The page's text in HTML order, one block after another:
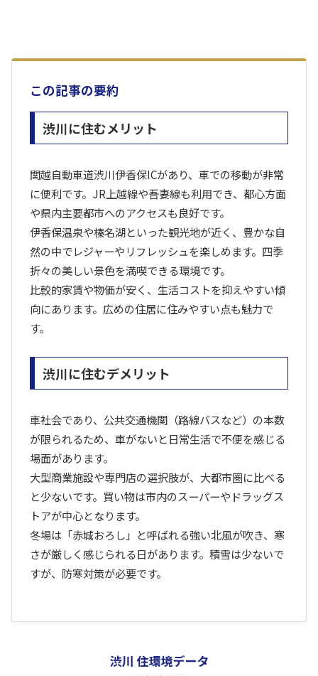
この記事の要約
渋川に住むメリット
関越自動車道渋川伊香保ICがあり、車での移動が非常
に便利です。JR上越線や吾妻線も利用でき、都心方面
や県内主要都市へのアクセスも良好です。
伊香保温泉や榛名湖といった観光地が近く、豊かな自
然の中でレジャーやリフレッシュを楽しめます。四季
折々の美しい景色を満喫できる環境です。
比較的家賃や物価が安く、生活コストを抑えやすい傾
向にあります。広めの住居に住みやすい点も魅力で
す。
渋川に住むデメリット
車社会であり、公共交通機関（路線バスなど）の本数
が限られるため、車がないと日常生活で不便を感じる
場面があります。
大型商業施設や専門店の選択肢が、大都市圏に比べる
と少ないです。買い物は市内のスーパーやドラッグス
トアが中心となります。
冬場は「赤城おろし」と呼ばれる強い北風が吹き、寒
さが厳しく感じられる日があります。積雪は少ないで
すが、防寒対策が必要です。